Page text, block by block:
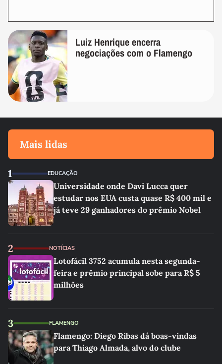
Luiz Henrique encerra
negociações com o Flamengo
Mais lidas
1 EDUCAÇÃO
Universidade onde Davi Lucca quer
estudar nos EUA custa quase R$ 400 mil e
já teve 29 ganhadores do prêmio Nobel
2 NOTÍCIAS
Lotofácil 3752 acumula nesta segunda-
feira e prêmio principal sobe para R$ 5
milhões
3 FLAMENGO
Flamengo: Diego Ribas dá boas-vindas
para Thiago Almada, alvo do clube